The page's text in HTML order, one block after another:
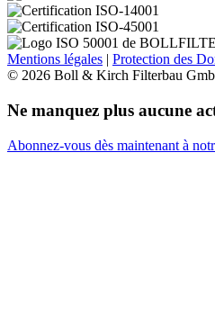
Mentions légales | Protection des
© 2026 Boll & Kirch Filterbau
Ne manquez plus aucune
Abonnez-vous dès maintenant à